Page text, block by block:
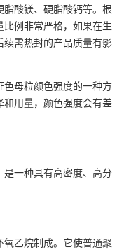
酸镁、硬脂酸钙等。根
例非常严格，如果在生
需热封的产品质量有影
母粒颜色强度的一种方
用量，颜色强度会有差
一种具有高密度、高分
乙烷制成。它使普通聚